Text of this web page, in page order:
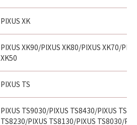
PIXUS XK
PIXUS XK90/PIXUS XK80/PIXUS XK70/
XK50
PIXUS TS
PIXUS TS9030/PIXUS TS8430/PIXUS
TS8230/PIXUS TS8130/PIXUS TS8030/